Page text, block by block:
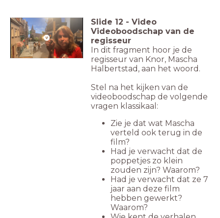
Slide 12 - Video
Videoboodschap van de
regisseur
In dit fragment hoor je de
regisseur van Knor, Mascha
Halbertstad, aan het woord.
Stel na het kijken van de
videoboodschap de volgende
vragen klassikaal:
Zie je dat wat Mascha
verteld ook terug in de
film?
Had je verwacht dat de
poppetjes zo klein
zouden zijn? Waarom?
Had je verwacht dat ze 7
jaar aan deze film
hebben gewerkt?
Waarom?